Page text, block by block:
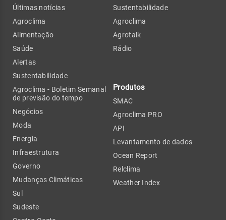
Últimas notícias
Agroclima
Alimentação
Saúde
Alertas
Sustentabilidade
Agroclima - Boletim Semanal
de previsão do tempo
Negócios
Moda
Energia
Infraestrutura
Governo
Mudanças Climáticas
Sul
Sudeste
Sustentabilidade
Agroclima
Agrotalk
Rádio
Produtos
SMAC
Agroclima PRO
API
Levantamento de dados
Ocean Report
Relclima
Weather Index